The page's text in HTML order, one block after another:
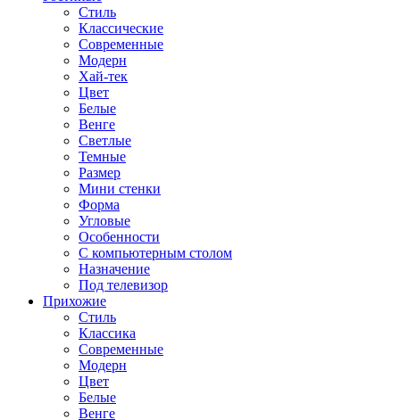
Стиль
Классические
Современные
Модерн
Хай-тек
Цвет
Белые
Венге
Светлые
Темные
Размер
Мини стенки
Форма
Угловые
Особенности
С компьютерным столом
Назначение
Под телевизор
Прихожие
Стиль
Классика
Современные
Модерн
Цвет
Белые
Венге